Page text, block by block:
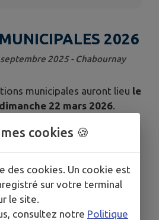
2026
2025 - Chabournay
municipales auront lieu le
22 mars 2026
sa voix, c'est participer
et chacun d'entre vous
votre inscription sur les
vous ne l'êtes pas encore,
voter le jour J.
cookies 🍪
des cookies. Un cookie est
sur votre terminal
le site.
consultez notre Politique